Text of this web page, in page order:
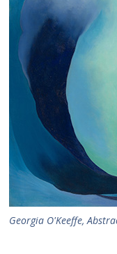
Georgia O'Keeffe,